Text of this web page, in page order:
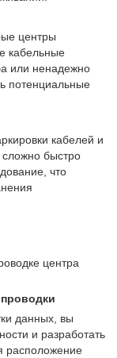
центры
кабельные
или ненадежно
потенциальные
кабелей и
быстро
что
центра
данных, вы
и разработать
расположение